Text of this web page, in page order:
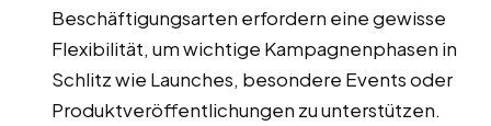
Beschäftigungsarten erfordern eine gewisse
Flexibilität, um wichtige Kampagnenphasen in
Schlitz wie Launches, besondere Events oder
Produktveröffentlichungen zu unterstützen.